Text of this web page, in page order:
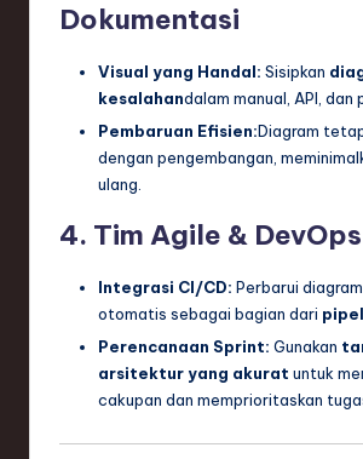
Dokumentasi
Visual yang Handal: Sisipkan
kesalahandalam manual, API, dan
Pembaruan Efisien:Diagram
dengan pengembangan,
ulang.
4. Tim Agile & DevOps
Integrasi CI/CD: Perbarui
otomatis sebagai bagian dari
Perencanaan Sprint: Gunakan
arsitektur yang akurat untuk
cakupan dan memprioritaskan